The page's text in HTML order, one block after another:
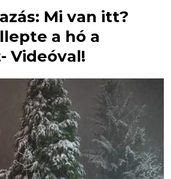
Mi van itt?
a hó a
Videóval!